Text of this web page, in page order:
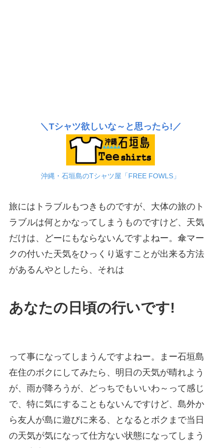
＼Tシャツ欲しいな～と思ったら!／
沖縄・石垣島のTシャツ屋「FREE FOWLS」
旅にはトラブルもつきものですが、大体の旅のト
ラブルは何とかなってしまうものですけど、天気
だけは、どーにもならないんですよねー。傘マー
クの付いた天気をひっくり返すことが出来る方法
があるんやとしたら、それは
あなたの日頃の行いです!
って事になってしまうんですよねー。まー石垣島
在住のボクにしてみたら、明日の天気が晴れよう
が、雨が降ろうが、どっちでもいいわ～って感じ
で、特に気にすることもないんですけど、島外か
ら友人が島に遊びに来る、となるとボクまで当日
の天気が気になって仕方ない状態になってしまう